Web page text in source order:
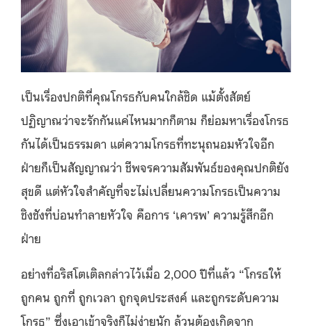
เป็นเรื่องปกติที่คุณโกรธกับคนใกล้ชิด แม้ตั้งสัตย์
ปฏิญาณว่าจะรักกันแค่ไหนมากก็ตาม ก็ย่อมหาเรื่องโกรธ
กันได้เป็นธรรมดา แต่ความโกรธที่ทะนุถนอมหัวใจอีก
ฝ่ายก็เป็นสัญญาณว่า ชีพจรความสัมพันธ์ของคุณปกติยัง
สุขดี แต่หัวใจสำคัญที่จะไม่เปลี่ยนความโกรธเป็นความ
ชิงชังที่บ่อนทำลายหัวใจ คือการ ‘เคารพ’ ความรู้สึกอีก
ฝ่าย
อย่างที่อริสโตเติลกล่าวไว้เมื่อ 2,000 ปีที่แล้ว “โกรธให้
ถูกคน ถูกที่ ถูกเวลา ถูกจุดประสงค์ และถูกระดับความ
โกรธ” ซึ่งเอาเข้าจริงก็ไม่ง่ายนัก ล้วนต้องเกิดจาก